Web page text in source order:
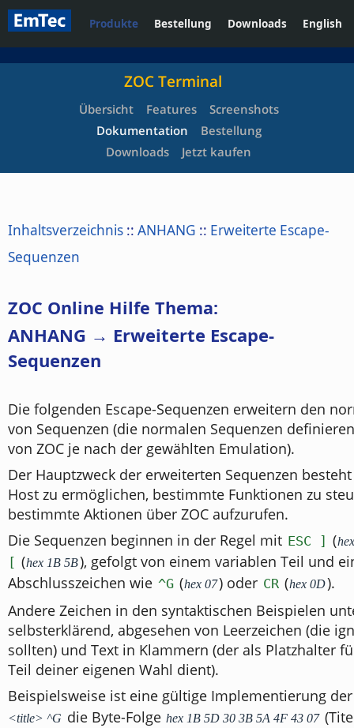
Produkte Bestellung Downloads English
ZOC Terminal
Übersicht Features
Screenshots
Dokumentation
Bestellung
Downloads
Jetzt kaufen
Inhaltsverzeichnis :: ANHANG :: Erweiterte Escape-
Sequenzen
ZOC Online Hilfe Thema:
ANHANG → Erweiterte Escape-
Sequenzen
Die folgenden Escape-Sequenzen erweitern den
von Sequenzen (die normalen Sequenzen
von ZOC je nach der gewählten Emulation).
Der Hauptzweck der erweiterten Sequenzen
Host zu ermöglichen, bestimmte Funktionen zu
bestimmte Aktionen über ZOC aufzurufen.
Die Sequenzen beginnen in der Regel mit ESC ] (
[ (hex 1B 5B), gefolgt von einem variablen Teil und
Abschlusszeichen wie ^G (hex 07) oder CR (hex 0D).
Andere Zeichen in den syntaktischen Beispielen
selbsterklärend, abgesehen von Leerzeichen (die
sollten) und Text in Klammern (der als Platzhalter
Teil deiner eigenen Wahl dient).
Beispielsweise ist eine gültige Implementierung
<title> ^G die Byte-Folge hex 1B 5D 30 3B 5A 4F 43 07